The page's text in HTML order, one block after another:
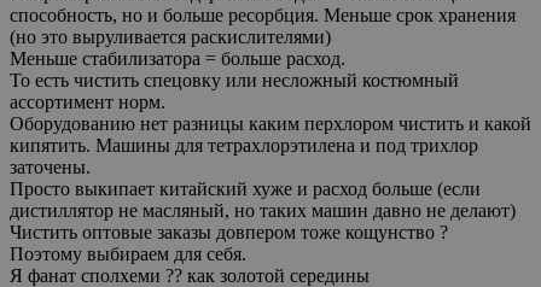
способность, но и больше ресорбция. Меньше срок хранения
(но это выруливается раскислителями)
Меньше стабилизатора = больше расход.
То есть чистить спецовку или несложный костюмный
ассортимент норм.
Оборудованию нет разницы каким перхлором чистить и какой
кипятить. Машины для тетрахлорэтилена и под трихлор
заточены.
Просто выкипает китайский хуже и расход больше (если
дистиллятор не масляный, но таких машин давно не делают)
Чистить оптовые заказы довпером тоже кощунство ?
Поэтому выбираем для себя.
Я фанат сполхеми ?? как золотой середины